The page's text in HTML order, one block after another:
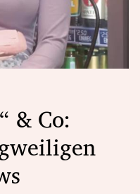
& Co: